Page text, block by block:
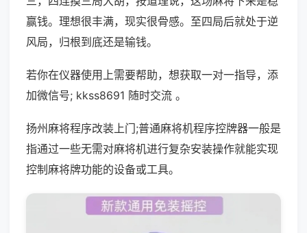
赢钱。理想很丰满，现实很骨感。至四局后就处于逆
风局，归根到底还是输钱。
若你在仪器使用上需要帮助，想获取一对一指导，添
加微信号; kkss8691 随时交流 。
扬州麻将程序改装上门;普通麻将机程序控牌器一般是
指通过一些无需对麻将机进行复杂安装操作就能实现
控制麻将牌功能的设备或工具。